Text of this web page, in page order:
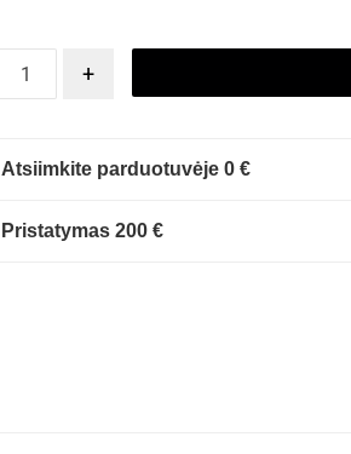
+
Atsiimkite parduotuvėje 0 €
Pristatymas 200 €